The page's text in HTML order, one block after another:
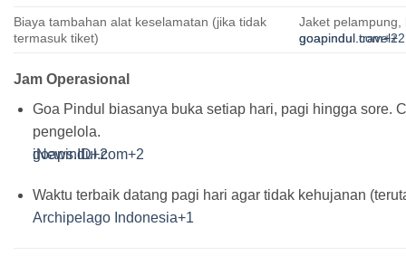
Biaya tambahan alat keselamatan (jika tidak
termasuk tiket)
Jaket
goapindul.com+2
goapindul.travel+2
Jam Operasional
Goa Pindul biasanya buka setiap hari, pagi hingga sore.
pengelola.
goapindul.com+2
iNews.ID+2
Waktu terbaik datang pagi hari agar tidak kehujanan
Archipelago Indonesia+1